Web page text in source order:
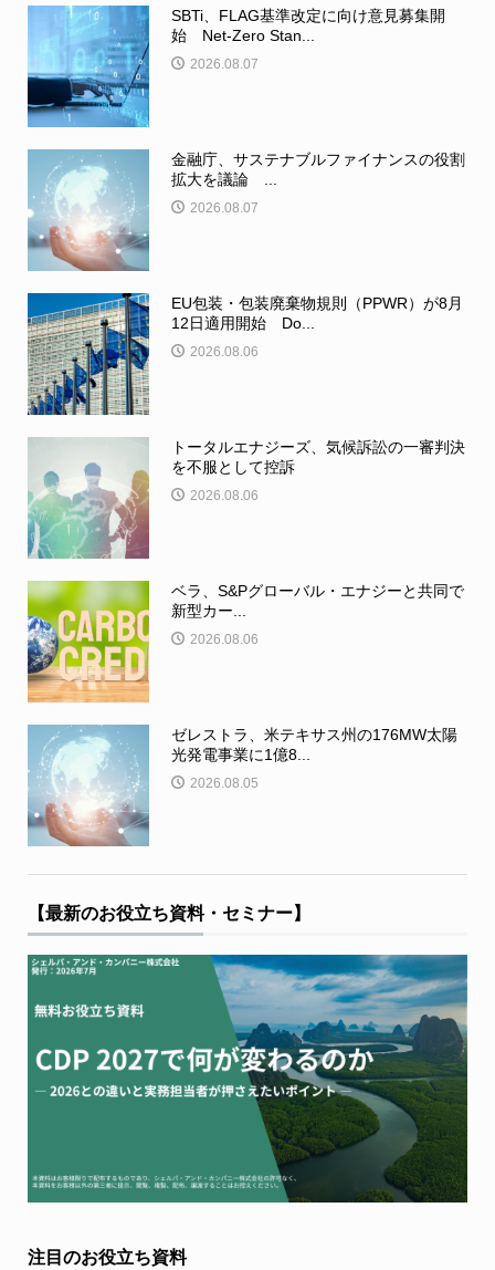
SBTi、FLAG基準改定に向け意見募集開
始 Net-Zero Stan...
2026.08.07
金融庁、サステナブルファイナンスの役割
拡大を議論 ...
2026.08.07
EU包装・包装廃棄物規則（PPWR）が8月
12日適用開始 Do...
2026.08.06
トータルエナジーズ、気候訴訟の一審判決
を不服として控訴
2026.08.06
ベラ、S&Pグローバル・エナジーと共同で
新型カー...
2026.08.06
ゼレストラ、米テキサス州の176MW太陽
光発電事業に1億8...
2026.08.05
【最新のお役立ち資料・セミナー】
注目のお役立ち資料